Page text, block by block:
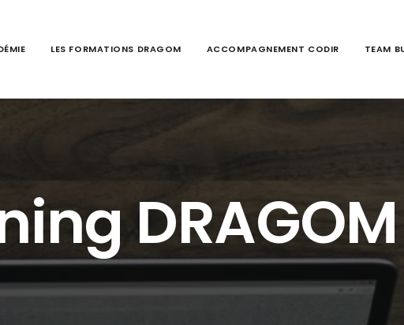
LES FORMATIONS DRAGOM ACCOMPAGNEMENT CODIR TEAM
DRAGOM